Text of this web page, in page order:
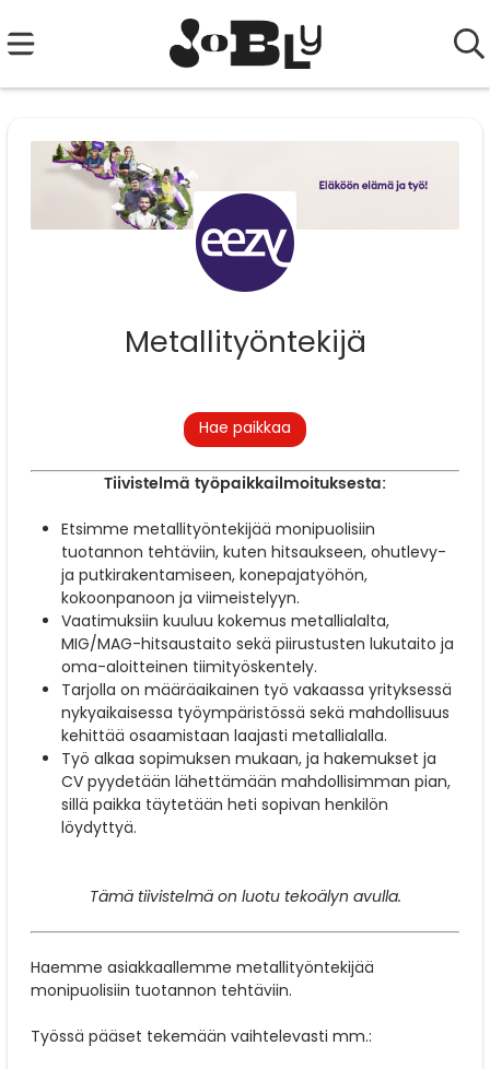
Metallityöntekijä
Tiivistelmä työpaikkailmoituksesta:
Etsimme metallityöntekijää monipuolisiin
tuotannon tehtäviin, kuten hitsaukseen, ohutlevy-
ja putkirakentamiseen, konepajatyöhön,
kokoonpanoon ja viimeistelyyn.
Vaatimuksiin kuuluu kokemus metallialalta,
MIG/MAG-hitsaustaito sekä piirustusten lukutaito ja
oma-aloitteinen tiimityöskentely.
Tarjolla on määräaikainen työ vakaassa yrityksessä
nykyaikaisessa työympäristössä sekä mahdollisuus
kehittää osaamistaan laajasti metallialalla.
Työ alkaa sopimuksen mukaan, ja hakemukset ja
CV pyydetään lähettämään mahdollisimman pian,
sillä paikka täytetään heti sopivan henkilön
löydyttyä.
Tämä tiivistelmä on luotu tekoälyn avulla.
Haemme asiakkaallemme metallityöntekijää
monipuolisiin tuotannon tehtäviin.
Työssä pääset tekemään vaihtelevasti mm.:
Hae paikkaa